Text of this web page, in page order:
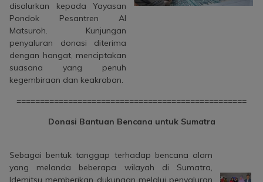
disalurkan kepada Yayasan
Pondok Pesantren Al
Matsuroh. Kunjungan
penyaluran donasi diterima
dengan hangat, menciptakan
suasana yang penuh
kegembiraan dan keakraban.
=================================================
Donasi Bantuan Bencana untuk Sumatra
Sebagai bentuk tanggap terhadap bencana alam
yang melanda beberapa wilayah di Sumatra,
Idemitsu memberikan dukungan melalui penyaluran